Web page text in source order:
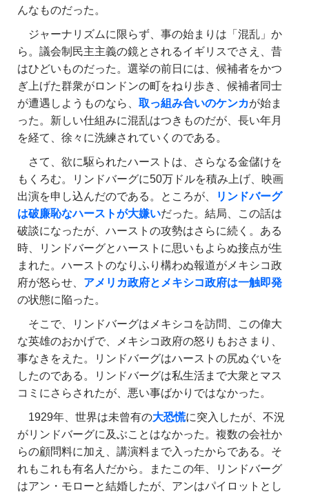
んなものだった。
ジャーナリズムに限らず、事の始まりは「混乱」か
ら。議会制民主主義の鏡とされるイギリスでさえ、昔
はひどいものだった。選挙の前日には、候補者をかつ
ぎ上げた群衆がロンドンの町をねり歩き、候補者同士
が遭遇しようものなら、 取っ組み合いのケンカが始ま
った。新しい仕組みに混乱はつきものだが、長い年月
を経て、徐々に洗練されていくのである。
さて、欲に駆られたハーストは、さらなる金儲けを
もくろむ。リンドバーグに50万ドルを積み上げ、映画
出演を申し込んだのである。ところが、
リンドバーグ
は破廉恥なハーストが大嫌いだった。結局、この話は
破談になったが、ハーストの攻勢はさらに続く。ある
時、リンドバーグとハーストに思いもよらぬ接点が生
まれた。ハーストのなりふり構わぬ報道がメキシコ政
府が怒らせ、 アメリカ政府とメキシコ政府は一触即発
の状態に陥った。
そこで、リンドバーグはメキシコを訪問、この偉大
な英雄のおかげで、メキシコ政府の怒りもおさまり、
事なきをえた。リンドバーグはハーストの尻ぬぐいを
したのである。リンドバーグは私生活まで大衆とマス
コミにさらされたが、悪い事ばかりではなかった。
1929年、世界は未曾有の大恐慌に突入したが、不況
がリンドバーグに及ぶことはなかった。複数の会社か
らの顧問料に加え、講演料まで入ったからである。そ
れもこれも有名人だから。またこの年、リンドバーグ
はアン・モローと結婚したが、アンはパイロットとし